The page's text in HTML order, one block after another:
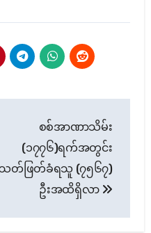
စစ်အာဏာသိမ်း
(၁၇၇၆)ရက်အတွင်း
သတ်ဖြတ်ခံရသူ (၇၅၆၇)
ဦးအထိရှိလာ